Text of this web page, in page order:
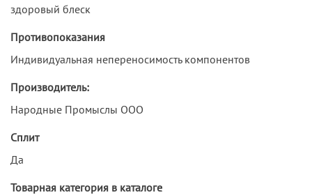
здоровый блеск
Противопоказания
Индивидуальная непереносимость компонентов
Производитель:
Народные Промыслы ООО
Сплит
Да
Товарная категория в каталоге